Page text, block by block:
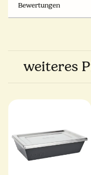
Bewertungen
weiteres